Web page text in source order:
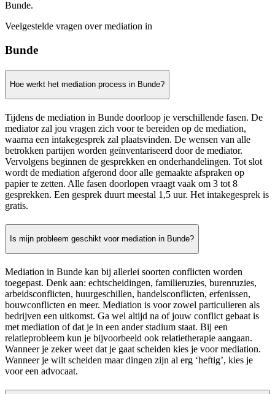
Bunde.
Veelgestelde vragen over mediation in
Bunde
Hoe werkt het mediation process in Bunde?
Tijdens de mediation in Bunde doorloop je verschillende fasen. De
mediator zal jou vragen zich voor te bereiden op de mediation,
waarna een intakegesprek zal plaatsvinden. De wensen van alle
betrokken partijen worden geïnventariseerd door de mediator.
Vervolgens beginnen de gesprekken en onderhandelingen. Tot slot
wordt de mediation afgerond door alle gemaakte afspraken op
papier te zetten. Alle fasen doorlopen vraagt vaak om 3 tot 8
gesprekken. Een gesprek duurt meestal 1,5 uur. Het intakegesprek is
gratis.
Is mijn probleem geschikt voor mediation in Bunde?
Mediation in Bunde kan bij allerlei soorten conflicten worden
toegepast. Denk aan: echtscheidingen, familieruzies, burenruzies,
arbeidsconflicten, huurgeschillen, handelsconflicten, erfenissen,
bouwconflicten en meer. Mediation is voor zowel particulieren als
bedrijven een uitkomst. Ga wel altijd na of jouw conflict gebaat is
met mediation of dat je in een ander stadium staat. Bij een
relatieprobleem kun je bijvoorbeeld ook relatietherapie aangaan.
Wanneer je zeker weet dat je gaat scheiden kies je voor mediation.
Wanneer je wilt scheiden maar dingen zijn al erg ‘heftig’, kies je
voor een advocaat.